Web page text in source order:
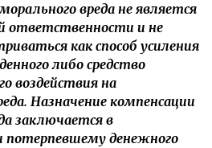
вреда не является
ответственности и не
как способ усиления
либо средство
воздействия на
Назначение компенсации
заключается в
потерпевшему денежного